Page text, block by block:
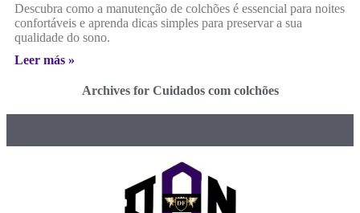
Descubra como a manutenção de colchões é essencial para noites
confortáveis e aprenda dicas simples para preservar a sua
qualidade do sono.
Leer más »
Archives for Cuidados com colchões